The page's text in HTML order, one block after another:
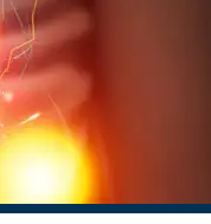
Russia
South Africa
Spain